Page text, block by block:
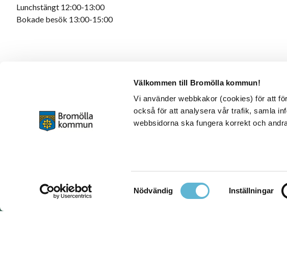
Välkommen till Bromölla kommun!
Vi använder webbkakor (cookies) för att
också för att analysera vår trafik, samla
webbsidorna ska fungera korrekt och
Samtyckesval
Nödvändig Inställningar
Lunchstängt 12:00-13:00
Bokade besök 13:00-15:00